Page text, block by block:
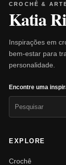
CROCHÊ &
Katia
Inspirações em
bem-estar para
personalidade.
Encontre uma
EXPLORE
Crochê